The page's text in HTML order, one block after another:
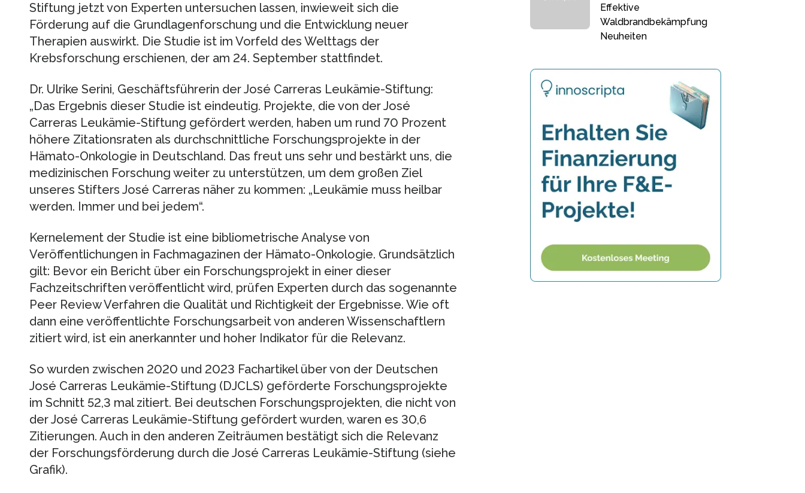
Stiftung jetzt von Experten untersuchen lassen, inwieweit sich die
Förderung auf die Grundlagenforschung und die Entwicklung neuer
Therapien auswirkt. Die Studie ist im Vorfeld des Welttags der
Krebsforschung erschienen, der am 24. September stattfindet.
Dr. Ulrike Serini, Geschäftsführerin der José Carreras Leukämie-Stiftung:
„Das Ergebnis dieser Studie ist eindeutig. Projekte, die von der José
Carreras Leukämie-Stiftung gefördert werden, haben um rund 70 Prozent
höhere Zitationsraten als durchschnittliche Forschungsprojekte in der
Hämato-Onkologie in Deutschland. Das freut uns sehr und bestärkt uns, die
medizinischen Forschung weiter zu unterstützen, um dem großen Ziel
unseres Stifters José Carreras näher zu kommen: „Leukämie muss heilbar
werden. Immer und bei jedem“.
Kernelement der Studie ist eine bibliometrische Analyse von
Veröffentlichungen in Fachmagazinen der Hämato-Onkologie. Grundsätzlich
gilt: Bevor ein Bericht über ein Forschungsprojekt in einer dieser
Fachzeitschriften veröffentlicht wird, prüfen Experten durch das sogenannte
Peer Review Verfahren die Qualität und Richtigkeit der Ergebnisse. Wie oft
dann eine veröffentlichte Forschungsarbeit von anderen Wissenschaftlern
zitiert wird, ist ein anerkannter und hoher Indikator für die Relevanz.
So wurden zwischen 2020 und 2023 Fachartikel über von der Deutschen
José Carreras Leukämie-Stiftung (DJCLS) geförderte Forschungsprojekte
im Schnitt 52,3 mal zitiert. Bei deutschen Forschungsprojekten, die nicht von
der José Carreras Leukämie-Stiftung gefördert wurden, waren es 30,6
Zitierungen. Auch in den anderen Zeiträumen bestätigt sich die Relevanz
der Forschungsförderung durch die José Carreras Leukämie-Stiftung (siehe
Grafik).
Effektive
Waldbrandbekämpfung
Neuheiten